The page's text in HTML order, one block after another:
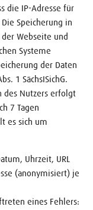
die IP-Adresse für
Speicherung in
Webseite und
Systeme
der Daten
1 SächsISichG.
des Nutzers erfolgt
7 Tagen
es sich um
Uhrzeit, URL
(anonymisiert) je
eines Fehlers: